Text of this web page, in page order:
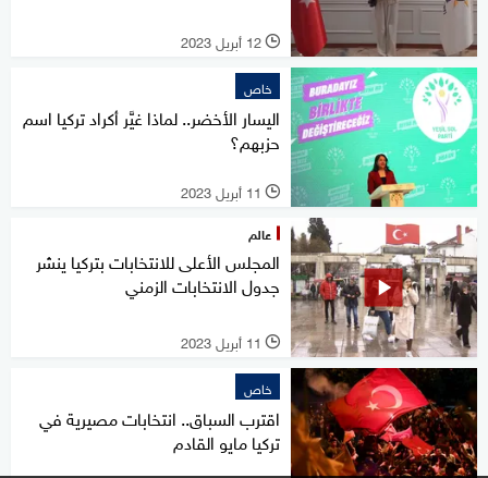
l 12 أبريل 2023
خاص
اليسار الأخضر.. لماذا غيَّر أكراد تركيا اسم
حزبهم؟
l 11 أبريل 2023
عالم
المجلس الأعلى للانتخابات بتركيا ينشر
جدول الانتخابات الزمني
l 11 أبريل 2023
خاص
اقترب السباق.. انتخابات مصيرية في
تركيا مايو القادم